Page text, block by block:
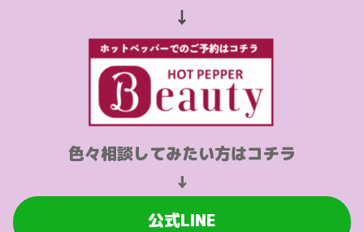
↓
色々相談してみたい方はコチラ
↓
公式LINE